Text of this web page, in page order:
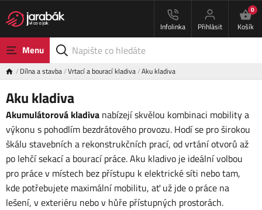
Infolinka Přihlásit
0
Košík
Menu
Dílna a stavba Vrtací a bourací kladiva Aku kladiva
Aku kladiva
Akumulátorová kladiva nabízejí skvělou kombinaci mobility a
výkonu s pohodlím bezdrátového provozu. Hodí se pro širokou
škálu stavebních a rekonstrukčních prací, od vrtání otvorů až
po lehčí sekací a bourací práce. Aku kladivo je ideální volbou
pro práce v místech bez přístupu k elektrické síti nebo tam,
kde potřebujete maximální mobilitu, ať už jde o práce na
lešení, v exteriéru nebo v hůře přístupných prostorách.